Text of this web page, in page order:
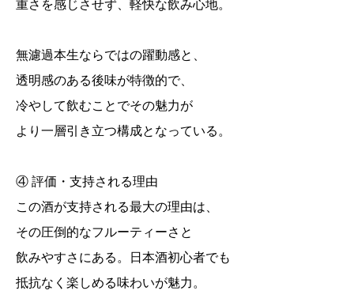
重さを感じさせず、軽快な飲み心地。
無濾過本生ならではの躍動感と、
透明感のある後味が特徴的で、
冷やして飲むことでその魅力が
より一層引き立つ構成となっている。
④ 評価・支持される理由
この酒が支持される最大の理由は、
その圧倒的なフルーティーさと
飲みやすさにある。日本酒初心者でも
抵抗なく楽しめる味わいが魅力。